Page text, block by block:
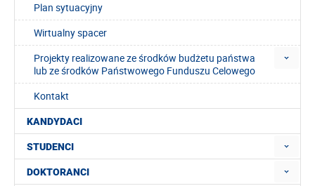
Plan sytuacyjny
Wirtualny spacer
Projekty realizowane ze środków budżetu państwa
lub ze środków Państwowego Funduszu Celowego
Kontakt
KANDYDACI
STUDENCI
DOKTORANCI